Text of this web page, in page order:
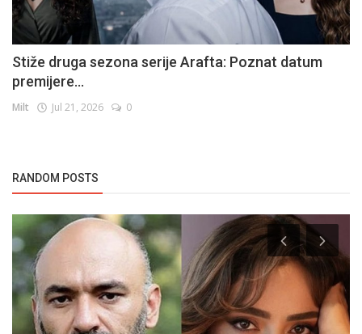
Stiže druga sezona serije Arafta: Poznat datum
premijere...
Milt Jul 21, 2026 0
RANDOM POSTS